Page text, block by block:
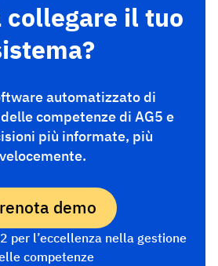
collegare il tuo
automatizzato di
competenze di AG5 e
più informate, più
velocemente.
demo
per l’eccellenza nella gestione
competenze